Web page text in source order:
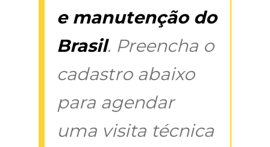
e manutenção do
Brasil. Preencha o
cadastro abaixo
para agendar
uma visita técnica